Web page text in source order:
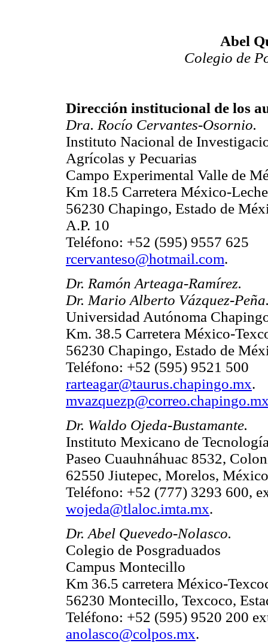
Abel
Colegio de
Dirección institucional de los
Dra. Rocío Cervantes-Osornio.
Instituto Nacional de
Agrícolas y Pecuarias
Campo Experimental Valle de
Km 18.5 Carretera México-
56230 Chapingo, Estado de
A.P. 10
Teléfono: +52 (595) 9557 625
rcervanteso@hotmail.com.
Dr. Ramón Arteaga-Ramírez.
Dr. Mario Alberto Vázquez-
Universidad Autónoma
Km. 38.5 Carretera México-
56230 Chapingo, Estado de
Teléfono: +52 (595) 9521 500
rarteagar@taurus.chapingo.mx.
Dr. Waldo Ojeda-Bustamante.
Instituto Mexicano de
Paseo Cuauhnáhuac 8532,
62550 Jiutepec, Morelos, México
Teléfono: +52 (777) 3293 600,
wojeda@tlaloc.imta.mx.
Dr. Abel Quevedo-Nolasco.
Colegio de Posgraduados
Campus Montecillo
Km 36.5 carretera México-
56230 Montecillo, Texcoco,
Teléfono: +52 (595) 9520 200
anolasco@colpos.mx.